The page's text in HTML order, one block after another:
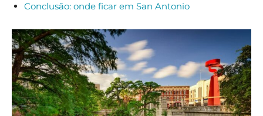
Conclusão: onde ficar em San Antonio